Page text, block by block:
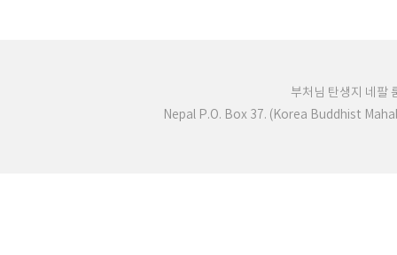
부처님 탄생지 네팔
Nepal P.O. Box 37. (Korea Buddhist